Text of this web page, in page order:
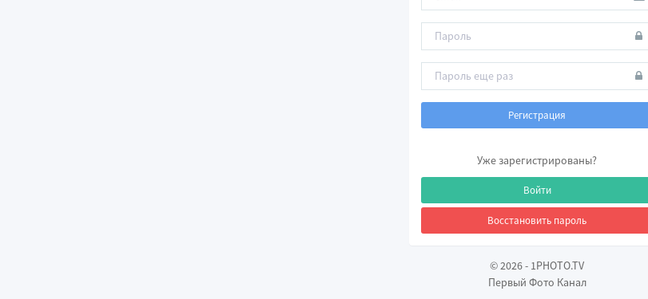
Регистрация
Уже зарегистрированы?
Войти
Восстановить пароль
©2026- 1PHOTO.TV
Первый Фото Канал